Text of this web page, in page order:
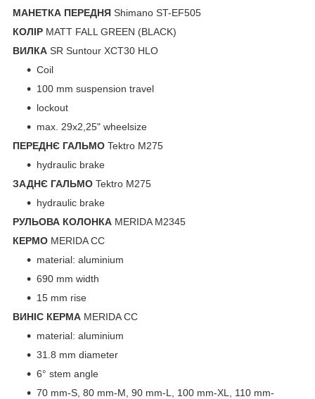
МАНЕТКА ПЕРЕДНЯ Shimano ST-EF505
КОЛІР MATT FALL GREEN (BLACK)
ВИЛКА SR Suntour XCT30 HLO
Coil
100 mm suspension travel
lockout
max. 29x2,25" wheelsize
ПЕРЕДНЄ ГАЛЬМО Tektro M275
hydraulic brake
ЗАДНЄ ГАЛЬМО Tektro M275
hydraulic brake
РУЛЬОВА КОЛОНКА MERIDA M2345
КЕРМО MERIDA CC
material: aluminium
690 mm width
15 mm rise
ВИНІС КЕРМА MERIDA CC
material: aluminium
31.8 mm diameter
6° stem angle
70 mm-S, 80 mm-M, 90 mm-L, 100 mm-XL, 110 mm-